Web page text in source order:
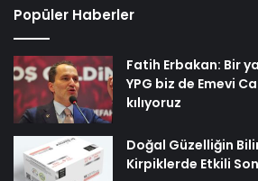
Popüler Haberler
Fatih Erbakan: Bir
YPG biz de Emevi
kılıyoruz
Doğal Güzelliğin
Kirpiklerde Etkili